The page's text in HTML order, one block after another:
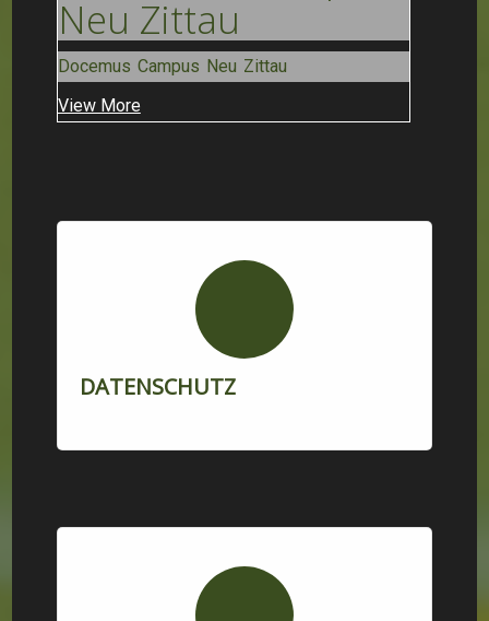
Neu Zittau
Docemus Campus Neu Zittau
View More
DATENSCHUTZ